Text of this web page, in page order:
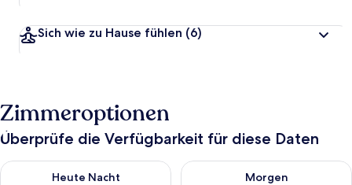
Sich wie zu Hause fühlen (6)
Zimmeroptionen
Überprüfe die Verfügbarkeit für diese Daten
Heute Nacht
Überprüfe die Verfügbarkeit für heute Nacht, Aug. 10 - Aug.
Morgen
Überprüfe die Verfügbarkeit